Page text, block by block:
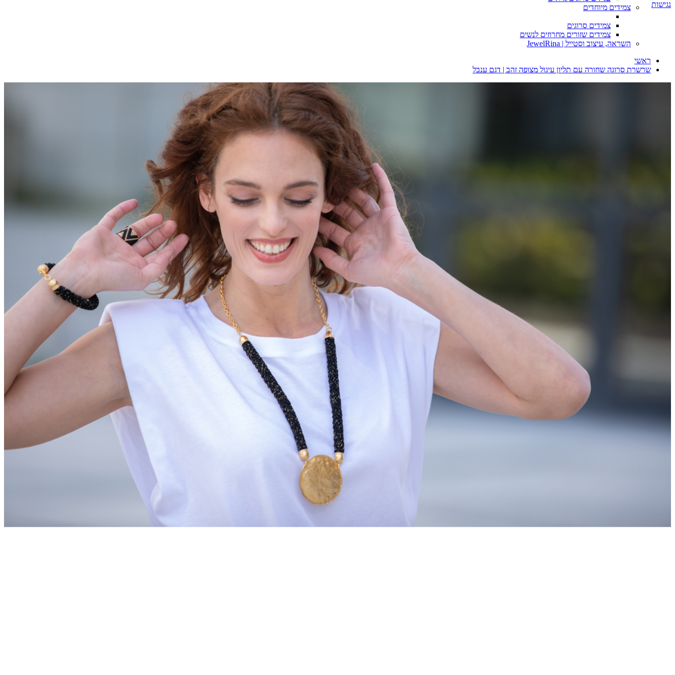
צמידים מיוחדים
צמידים סרוגים
צמידים שזורים מחרוזים לנשים
השראה, עיצוב וסטייל | JewelRina
ראשי
שרשרת סרוגה שחורה עם תליון עיגול מצופה זהב | דגם ענבל
נגישות